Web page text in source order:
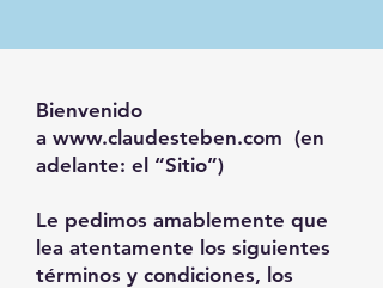
Bienvenido
a www.claudesteben.com (en
adelante: el “Sitio”)
Le pedimos amablemente que
lea atentamente los siguientes
términos y condiciones, los